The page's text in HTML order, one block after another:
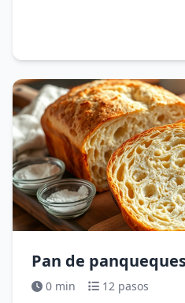
Pan de
0 min
12 pasos